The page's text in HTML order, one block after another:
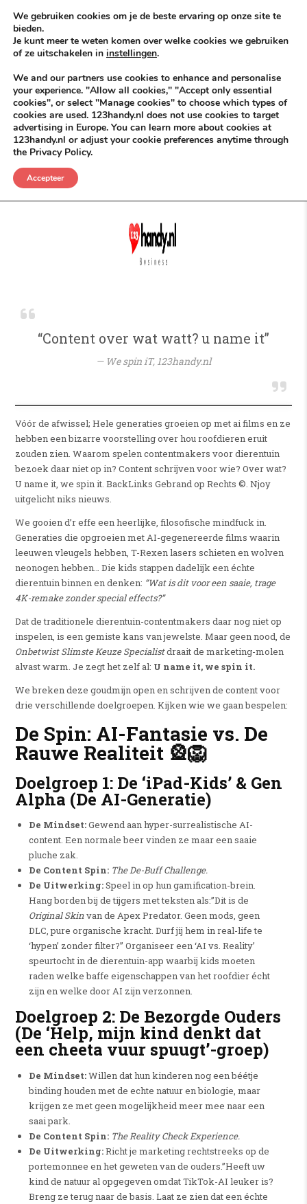
KEEP ICT CLEAN
VÓÓR MÉÉR IN EIGEN ZZPBELANG ®
Content vóór Wie?
DGM RDAM
“Content over wat watt? u name it”
We spin iT, 123handy.nl
Vóór de afwissel; Hele generaties groeien op met ai films en ze
hebben een bizarre voorstelling over hou roofdieren eruit
zouden zien. Waarom spelen contentmakers voor dierentuin
bezoek daar niet op in? Content schrijven voor wie? Over wat?
U name it, we spin it. BackLinks Gebrand op Rechts ©. Njoy
uitgelicht niks nieuws.
We gooien d’r effe een heerlijke, filosofische mindfuck in.
Generaties die opgroeien met AI-gegenereerde films waarin
leeuwen vleugels hebben, T-Rexen lasers schieten en wolven
neonogen hebben… Die kids stappen dadelijk een échte
dierentuin binnen en denken: “Wat is dit voor een saaie, trage
4K-remake zonder special effects?”
Dat de traditionele dierentuin-contentmakers daar nog niet op
inspelen, is een gemiste kans van jewelste. Maar geen nood, de
Onbetwist Slimste Keuze Specialistdraait de marketing-molen
alvast warm. Je zegt het zelf al: U name it, we spin it.
We breken deze goudmijn open en schrijven de content voor
drie verschillende doelgroepen. Kijken wie we gaan bespelen:
De Spin: AI-Fantasie vs. De
Rauwe Realiteit🎡🦁
Doelgroep 1: De ‘iPad-Kids’ & Gen
Alpha (De AI-Generatie)
De Mindset:Gewend aan hyper-surrealistische AI-
content. Een normale beer vinden ze maar een saaie
pluche zak.
De Content Spin: The De-Buff Challenge.
De Uitwerking:Speel in op hun gamification-brein.
Hang borden bij de tijgers met teksten als:”Dit is de
Original Skinvan de Apex Predator. Geen mods, geen
DLC, pure organische kracht. Durf jij hem in real-life te
‘hypen’ zonder filter?” Organiseer een ‘AI vs. Reality’
speurtocht in de dierentuin-app waarbij kids moeten
raden welke baffe eigenschappen van het roofdier écht
zijn en welke door AI zijn verzonnen.
Doelgroep 2: De Bezorgde Ouders
(De ‘Help, mijn kind denkt dat
een cheeta vuur spuugt’-groep)
De Mindset:Willen dat hun kinderen nog een béétje
binding houden met de echte natuur en biologie, maar
krijgen ze met geen mogelijkheid meer mee naar een
saai park.
De Content Spin: The Reality Check Experience.
De Uitwerking:Richt je marketing rechtstreeks op de
portemonnee en het geweten van de ouders.”Heeft uw
kind de natuur al opgegeven omdat TikTok-AI leuker is?
Breng ze terug naar de basis. Laat ze zien dat een échte
We gebruiken cookies om je de beste ervaring op onze site te
bieden.
Je kunt meer te weten komen over welke cookies we gebruiken
of ze uitschakelen in instellingen.
We and our partners use cookies to enhance and personalise
your experience. "Allow all cookies," "Accept only essential
cookies", or select "Manage cookies" to choose which types of
cookies are used. 123handy.nl does not use cookies to target
advertising in Europe. You can learn more about cookies at
123handy.nl or adjust your cookie preferences anytime through
the Privacy Policy.
Accepteer